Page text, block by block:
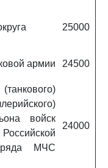
25000
армии 24500
войск
МЧС
24000